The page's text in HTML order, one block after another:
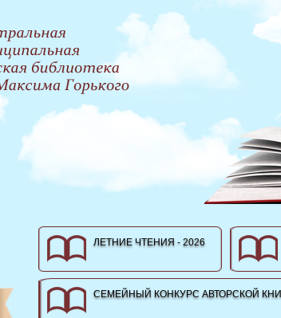
ЛЕТНИЕ ЧТЕНИЯ - 2026
СЕМЕЙНЫЙ КОНКУРС АВТОРСКОЙ